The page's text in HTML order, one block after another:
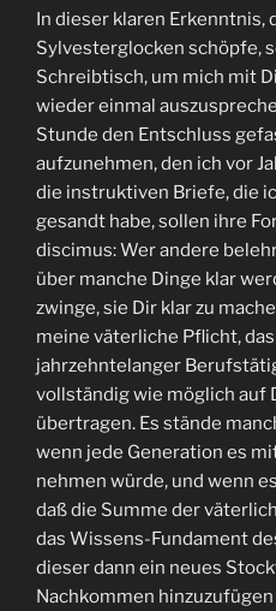
In dieser klaren Erkenntnis,
Sylvesterglocken schöpfe,
Schreibtisch, um mich mit
wieder einmal
Stunde den Entschluss
aufzunehmen, den ich vor
die instruktiven Briefe, die
gesandt habe, sollen ihre
discimus: Wer andere
über manche Dinge klar
zwinge, sie Dir klar zu
meine väterliche Pflicht,
jahrzehntelanger
vollständig wie möglich auf
übertragen. Es stände
wenn jede Generation es
nehmen würde, und wenn
daß die Summe der
das Wissens-Fundament
dieser dann ein neues
Nachkommen